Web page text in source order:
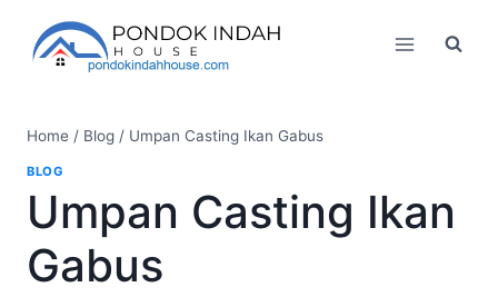
content
Home / Blog / Umpan Casting Ikan Gabus
BLOG
Umpan Casting Ikan
Gabus